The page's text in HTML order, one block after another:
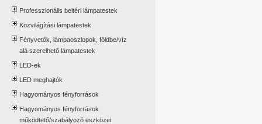
Professzionális beltéri lámpatestek
Közvilágítási lámpatestek
Fényvetők, lámpaoszlopok, földbe/víz
alá szerelhető lámpatestek
LED-ek
LED meghajtók
Hagyományos fényforrások
Hagyományos fényforrások
működtető/szabályozó eszközei